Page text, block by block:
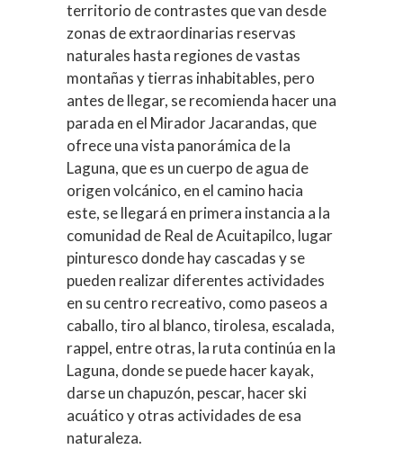
territorio de contrastes que van desde
zonas de extraordinarias reservas
naturales hasta regiones de vastas
montañas y tierras inhabitables, pero
antes de llegar, se recomienda hacer una
parada en el Mirador Jacarandas, que
ofrece una vista panorámica de la
Laguna, que es un cuerpo de agua de
origen volcánico, en el camino hacia
este, se llegará en primera instancia a la
comunidad de Real de Acuitapilco, lugar
pinturesco donde hay cascadas y se
pueden realizar diferentes actividades
en su centro recreativo, como paseos a
caballo, tiro al blanco, tirolesa, escalada,
rappel, entre otras, la ruta continúa en la
Laguna, donde se puede hacer kayak,
darse un chapuzón, pescar, hacer ski
acuático y otras actividades de esa
naturaleza.